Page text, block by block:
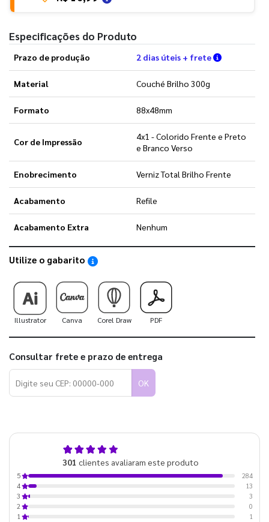
Especificações do Produto
Prazo de produção 2 dias úteis + frete Verifique
Material Couché Brilho 300g
Formato 88x48mm
Cor de Impressão
4x1 - Colorido Frente e Preto
e Branco Verso
Enobrecimento Verniz Total Brilho Frente
Acabamento Refile
Acabamento Extra Nenhum
Utilize o gabarito Saiba como utilizar os nossos gabaritos
Illustrator Canva Corel Draw PDF
Consultar frete e prazo de entrega
OK
301 clientes avaliaram este produto
5
284
4
13
3
3
2
0
1
1